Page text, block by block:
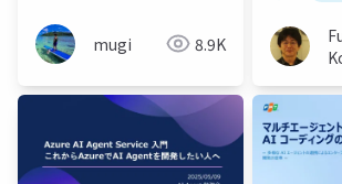
べきガードレールを再
考する
mugi 8.9K
術発表を
(2025/